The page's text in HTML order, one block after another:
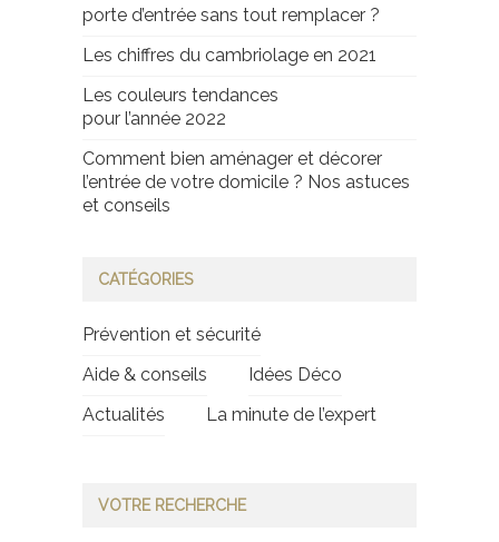
porte d’entrée sans tout remplacer ?
Les chiffres du cambriolage en 2021
Les couleurs tendances
pour l’année 2022
Comment bien aménager et décorer
l’entrée de votre domicile ? Nos astuces
et conseils
CATÉGORIES
Prévention et sécurité
Aide & conseils
Idées Déco
Actualités
La minute de l’expert
VOTRE RECHERCHE